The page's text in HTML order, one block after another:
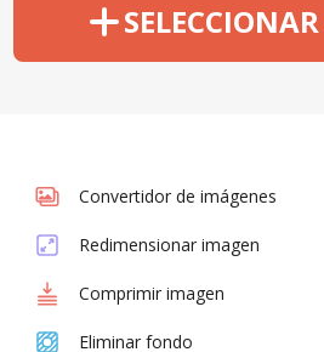
Convertidor de imágenes
Redimensionar imagen
Comprimir imagen
Eliminar fondo